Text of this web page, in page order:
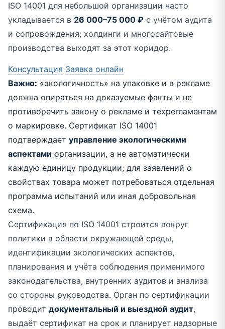
ISO 14001 для небольшой организации часто
укладывается в 26 000–75 000 ₽ с учётом аудита
и сопровождения; холдинги и многосайтовые
производства выходят за этот коридор.
Консультация Заявка онлайн
Важно: «экологичность» на упаковке и в рекламе
должна опираться на доказуемые факты и не
противоречить закону о рекламе и техрегламентам
о маркировке. Сертификат ISO 14001
подтверждает управление экологическими
аспектами организации, а не автоматически
каждую единицу продукции; для заявлений о
свойствах товара может потребоваться отдельная
программа испытаний или иная добровольная
схема.
Сертификация по ISO 14001 строится вокруг
политики в области окружающей среды,
идентификации экологических аспектов,
планирования и учёта соблюдения применимого
законодательства, внутренних аудитов и анализа
со стороны руководства. Орган по сертификации
проводит документальный и выездной аудит,
выдаёт сертификат на срок и планирует надзорные